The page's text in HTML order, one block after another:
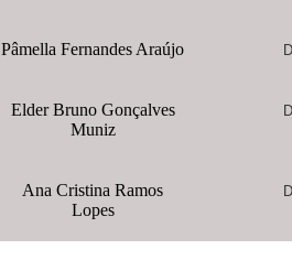
Pâmella Fernandes Araújo
Elder Bruno Gonçalves
Muniz
Ana Cristina Ramos
Lopes